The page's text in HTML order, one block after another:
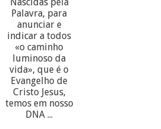
Palavra, para
anunciar e
indicar a todos
«o caminho
luminoso da
vida», que é o
Evangelho de
Cristo Jesus,
temos em nosso
DNA ...